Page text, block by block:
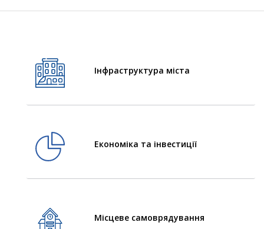
Інфраструктура міста
Економіка та інвестиції
Місцеве самоврядування